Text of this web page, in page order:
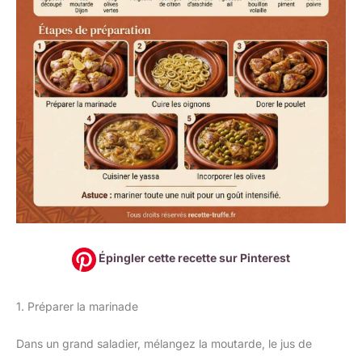
Épingler cette recette sur Pinterest
1. Préparer la marinade
Dans un grand saladier, mélangez la moutarde, le jus de